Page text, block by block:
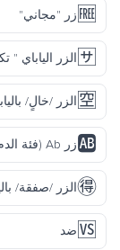
🆓 زر "مجاني"
🈂️ الزر الياباي "
🈳 الزر /خالٍ/
🆎زر Ab (فئة الدم)
🉐الزر /صفقة/
🆚 ضد